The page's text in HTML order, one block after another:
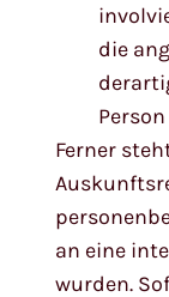
die
Person
Ferner
an eine
wurden.